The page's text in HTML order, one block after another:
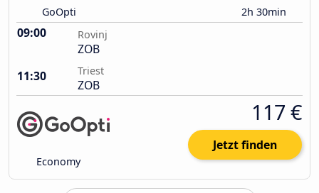
GoOpti 2h 30min
09:00 Rovinj
ZOB
11:30
Triest
ZOB
Economy
117 €
Jetzt finden